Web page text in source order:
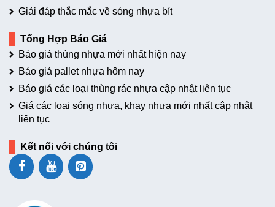
Giải đáp thắc mắc về sóng nhựa bít
Tổng Hợp Báo Giá
Báo giá thùng nhựa mới nhất hiện nay
Báo giá pallet nhựa hôm nay
Báo giá các loại thùng rác nhựa cập nhật liên tục
Giá các loại sóng nhựa, khay nhựa mới nhất cập nhật
liên tục
Kết nối với chúng tôi